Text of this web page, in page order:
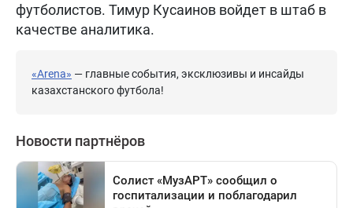
футболистов. Тимур Кусаинов войдет в штаб в
качестве аналитика.
«Arena» — главные события, эксклюзивы и инсайды
казахстанского футбола!